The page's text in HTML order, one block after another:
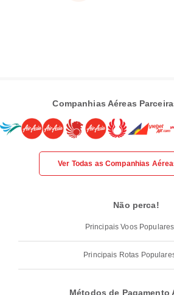
Companhias Aéreas
Ver Todas as Companhias
Não perca!
Principais Voos Populares
Principais Rotas
Métodos de Pagamento